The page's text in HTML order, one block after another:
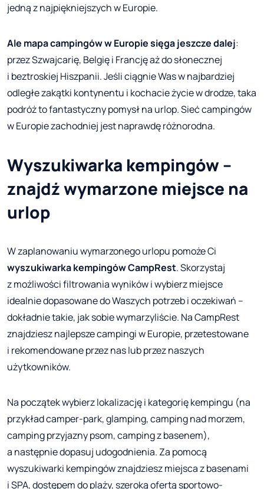
jedną z najpiękniejszych w Europie.
Ale mapa campingów w Europie sięga jeszcze dalej:
przez Szwajcarię, Belgię i Francję aż do słonecznej
i beztroskiej Hiszpanii. Jeśli ciągnie Was w najbardziej
odległe zakątki kontynentu i kochacie życie w drodze, taka
podróż to fantastyczny pomysł na urlop. Sieć campingów
w Europie zachodniej jest naprawdę różnorodna.
Wyszukiwarka kempingów –
znajdź wymarzone miejsce na
urlop
W zaplanowaniu wymarzonego urlopu pomoże Ci
wyszukiwarka kempingów CampRest. Skorzystaj
z możliwości filtrowania wyników i wybierz miejsce
idealnie dopasowane do Waszych potrzeb i oczekiwań –
dokładnie takie, jak sobie wymarzyliście. Na CampRest
znajdziesz najlepsze campingi w Europie, przetestowane
i rekomendowane przez nas lub przez naszych
użytkowników.
Na początek wybierz lokalizację i kategorię kempingu (na
przykład camper-park, glamping, camping nad morzem,
camping przyjazny psom, camping z basenem),
a następnie dopasuj udogodnienia. Za pomocą
wyszukiwarki kempingów znajdziesz miejsca z basenami
i SPA, dostępem do plaży, szeroką ofertą sportowo-